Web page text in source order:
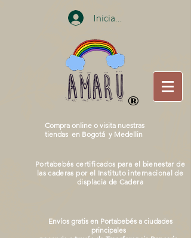
Iniciar sesión
®
Compra online o visita nuestras
tiendas en Bogotá y Medellin
Portabebés certificados para el bienestar de
las caderas por el Instituto internacional de
displacia de Cadera
Envíos gratis en Portabebés a ciudades
principales